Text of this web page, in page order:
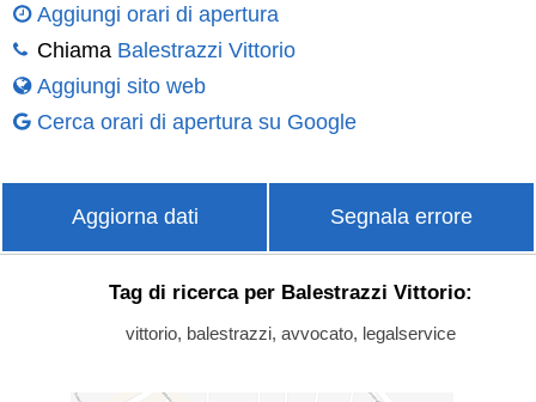
Aggiungi orari di apertura
Chiama Balestrazzi Vittorio
Aggiungi sito web
Cerca orari di apertura su Google
Aggiorna dati Segnala errore
Tag di ricerca per Balestrazzi Vittorio:
vittorio, balestrazzi, avvocato, legalservice